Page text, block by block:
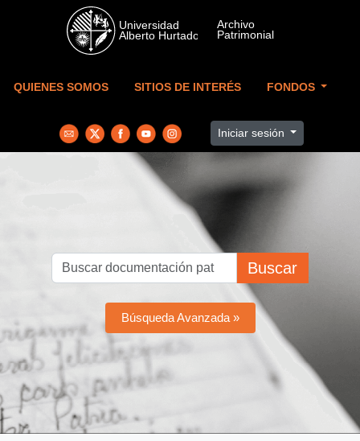
Skip to main content
QUIENES SOMOS SITIOS DE INTERÉS FONDOS
Iniciar sesión
Buscar
Búsqueda Avanzada »